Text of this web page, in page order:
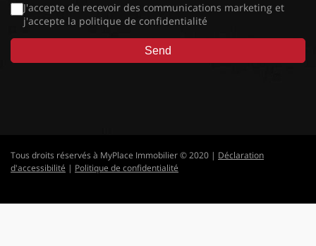
J'accepte de recevoir des communications marketing et
j'accepte la politique de confidentialité
Tous droits réservés à MyPlace Immobilier © 2020 | Déclaration
d'accessibilité | Politique de confidentialité